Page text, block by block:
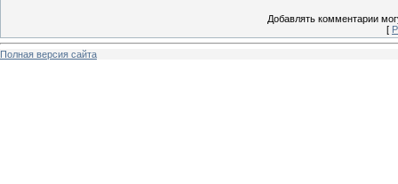
Добавлять комментарии
[
Полная версия сайта